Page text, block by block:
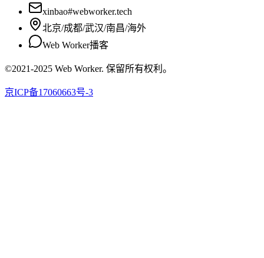
xinbao#webworker.tech
北京/成都/武汉/南昌/海外
Web Worker播客
©2021-2025 Web Worker. 保留所有权利。
京ICP备17060663号-3